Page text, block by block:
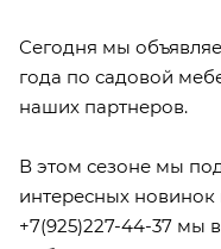
Сегодня мы
года по садовой
наших партнеров.
В этом сезоне мы
интересных
+7(925)227-44-37 мы